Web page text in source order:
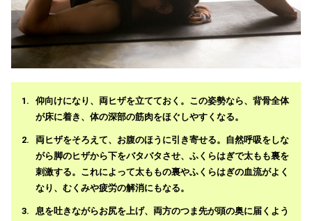
仰向けになり、両ヒザを立てておく。この姿勢なら、背骨全体
が床に着き、体の深部の筋肉をほぐしやすくなる。
両ヒザをそろえて、お腹のほうに引き寄せる。自然呼吸をしな
がら脚のヒザから下をバタバタさせ、ふくらはぎで太もも裏を
刺激する。これによって太ももの裏やふくらはぎの血流がよく
なり、むくみや疲労の解消にもなる。
息を吐きながらお尻を上げ、両方のつま先が頭の奥に届くよう